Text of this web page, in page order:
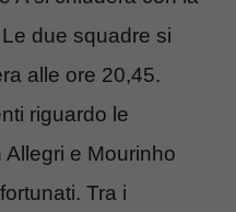
due squadre si
alle ore 20,45.
riguardo le
e Mourinho
Tra i